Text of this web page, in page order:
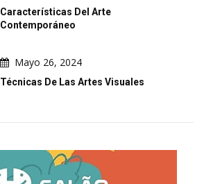
Características Del Arte
Contemporáneo
Mayo 26, 2024
Técnicas De Las Artes Visuales